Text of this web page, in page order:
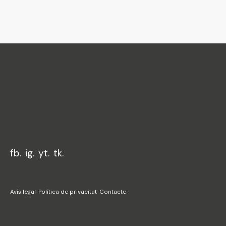
fb. ig. yt. tk.
Avís legal Política de privacitat Contacte